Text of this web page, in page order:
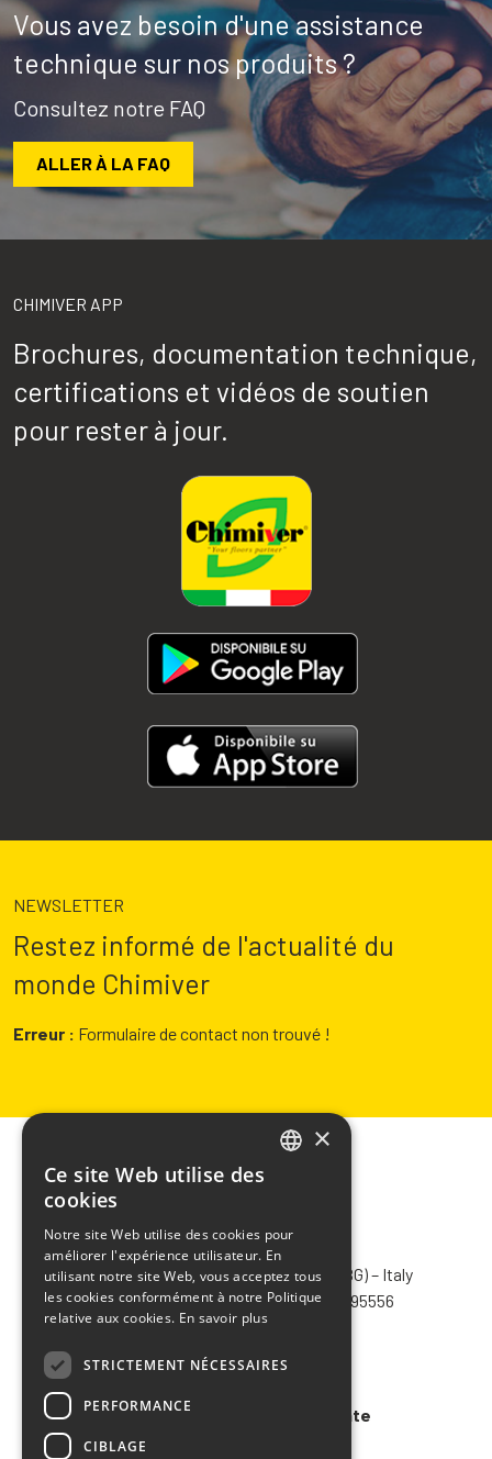
Vous avez besoin d'une assistance
technique sur nos produits ?
Consultez notre FAQ
ALLER À LA FAQ
CHIMIVER APP
Brochures, documentation technique,
certifications et vidéos de soutien
pour rester à jour.
NEWSLETTER
Restez informé de l'actualité du
monde Chimiver
Erreur : Formulaire de contact non trouvé !
CHIMIVER PANSERI S.p.A.
Via Bergamo, 1401 – 24030 Pontida (BG) – Italy
Tel.+39 035 795031– Fax +39 035 795556
info@chimiver.com
Faq
Conditions générales de vente
SPANISH
×
Ce site Web utilise des
cookies
Notre site Web utilise des cookies pour
améliorer l'expérience utilisateur. En
utilisant notre site Web, vous acceptez tous
les cookies conformément à notre Politique
relative aux cookies. En savoir plus
STRICTEMENT NÉCESSAIRES
PERFORMANCE
CIBLAGE